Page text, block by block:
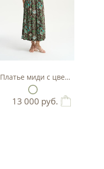
Платье миди с цветочным
13 000 руб.